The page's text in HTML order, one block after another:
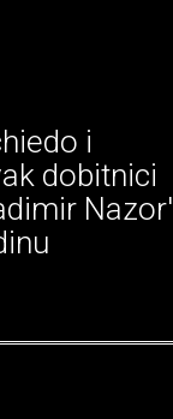
i
dobitnici
Nazor'